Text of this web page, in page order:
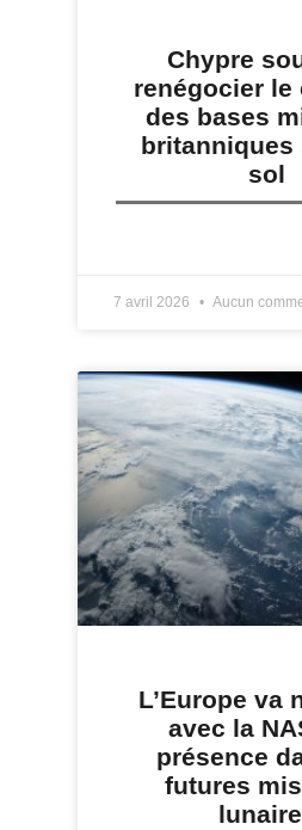
Chypre
renégocier le
des bases
britanniques
sol
7 avril 2026 Aucun
L’Europe va
avec la
présence
futures